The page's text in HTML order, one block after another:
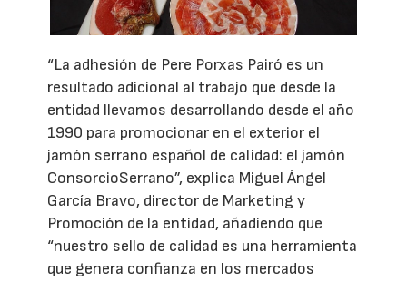
“La adhesión de Pere Porxas Pairó es un
resultado adicional al trabajo que desde la
entidad llevamos desarrollando desde el año
1990 para promocionar en el exterior el
jamón serrano español de calidad: el jamón
ConsorcioSerrano”, explica Miguel Ángel
García Bravo, director de Marketing y
Promoción de la entidad, añadiendo que
“nuestro sello de calidad es una herramienta
que genera confianza en los mercados